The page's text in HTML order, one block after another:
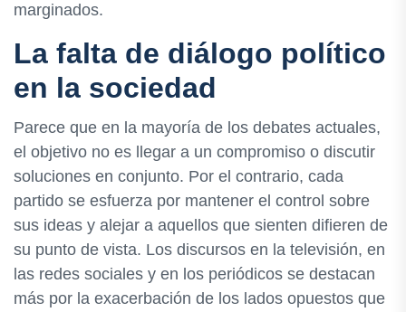
marginados.
La falta de diálogo político
en la sociedad
Parece que en la mayoría de los debates actuales,
el objetivo no es llegar a un compromiso o discutir
soluciones en conjunto. Por el contrario, cada
partido se esfuerza por mantener el control sobre
sus ideas y alejar a aquellos que sienten difieren de
su punto de vista. Los discursos en la televisión, en
las redes sociales y en los periódicos se destacan
más por la exacerbación de los lados opuestos que